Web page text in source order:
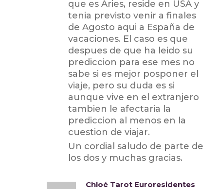
que es Aries, reside en USA y
tenia previsto venir a finales
de Agosto aqui a España de
vacaciones. El caso es que
despues de que ha leido su
prediccion para ese mes no
sabe si es mejor posponer el
viaje, pero su duda es si
aunque vive en el extranjero
tambien le afectaria la
prediccion al menos en la
cuestion de viajar.
Un cordial saludo de parte de
los dos y muchas gracias.
Chloé Tarot Euroresidentes